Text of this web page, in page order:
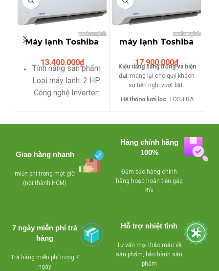
Máy lạnh Toshiba
V/H18S3AS-V (2HP)
13.400.000₫
Tính năng sản phẩm
Loại máy lạnh: 2 HP
Công nghệ Inverter:
máy lạnh Toshiba
2.5HP loại thường
17.900.000₫
Kiểu dáng sang trọng và hiện
đại:mang lại cho quý khách
sự tiện nghị vượt bật.
Hệ thống lưới lọc: TOSHIBA
những người thân yêu của
bạn. Lưới lọc 7 trong 1 bao
gồm Lưới lọc Super Gingko,
Lưới lọc Sasa, Lưới lọc
Vitamin C, Hệ thống lọc
Zeolite, Lưới lọc Coffee và
nhằm chăm sóc sức khỏe
mọi người một cách tốt nhất.
Chức năng tự vệ sinh:
Khi
bạn tắt máy lạnh, quạt bên
trong sẽ tự động hoạt động
Giao hàng nhanh
miễn phí trong một giờ
(nội thành HCM)
Hàng chính hãng
100%
Đảm bảo hàng chính
hãng hoặc hoàn tiền gấp
đôi
7 ngày miễn phí trả
hàng
Trả hàng miễn phí trong 7
ngày
Hỗ trợ nhiệt tình
Tư vấn mọi thắc mắc về
sản phẩm, bảo hành sản
phẩm